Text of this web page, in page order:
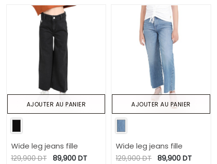
Wide leg jeans fille
129,900DT 89,900DT
AJOUTER AU PANIER
Wide leg jeans fille
129,900DT 89,900 DT
AJOUTER AU PANIER